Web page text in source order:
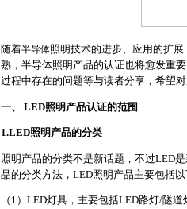
随着半导体照明技术的进步、应用的扩
熟，半导体照明产品的认证也将愈发重
过程中存在的问题等与读者分享，希望对
一、 LED照明产品认证的范围
1.LED照明产品的分类
照明产品的分类不是新话题，不过LED
品的分类方法，LED照明产品主要包括以
（1）LED灯具，主要包括LED路灯/隧